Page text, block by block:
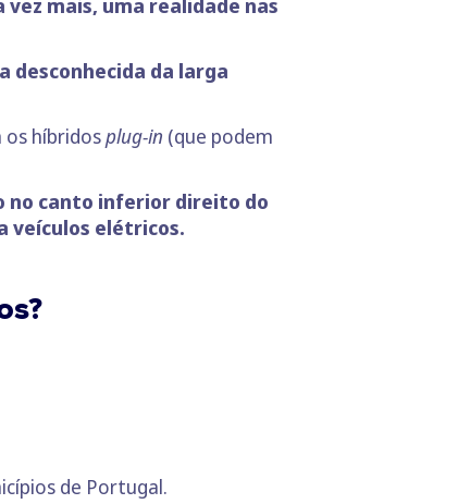
vez mais, uma realidade nas
desconhecida da larga
os híbridosplug-in (que podem
no canto inferior direito do
veículos elétricos.
de Portugal.